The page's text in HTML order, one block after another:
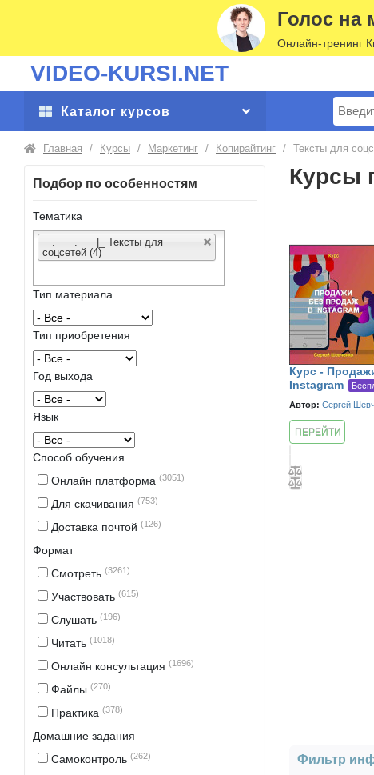
Голос на
Онлайн-тренинг
VIDEO-KURSI.NET
Каталог курсов Поиск
Главная / Курсы / Маркетинг / Копирайтинг / Тексты для
Подбор по особенностям
Тематика
. . |_ Тексты для
соцсетей (4)
Тип материала
Тип приобретения
Год выхода
Язык
Способ обучения
Онлайн платформа (3051)
Для скачивания (753)
Доставка почтой (126)
Формат
Смотреть (3261)
Участвовать (615)
Слушать (196)
Читать (1018)
Онлайн консультация (1696)
Файлы (270)
Практика (378)
Домашние задания
Самоконтроль (262)
Курсы
Курс -
Instagram
Автор: Сергей
ПЕРЕЙТИ
Фильтр